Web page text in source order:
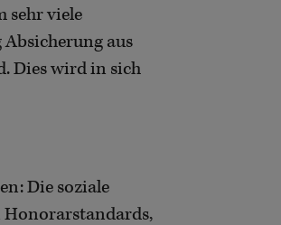
sehr viele
aus
Dies wird in sich
Die soziale
Honorarstandards,